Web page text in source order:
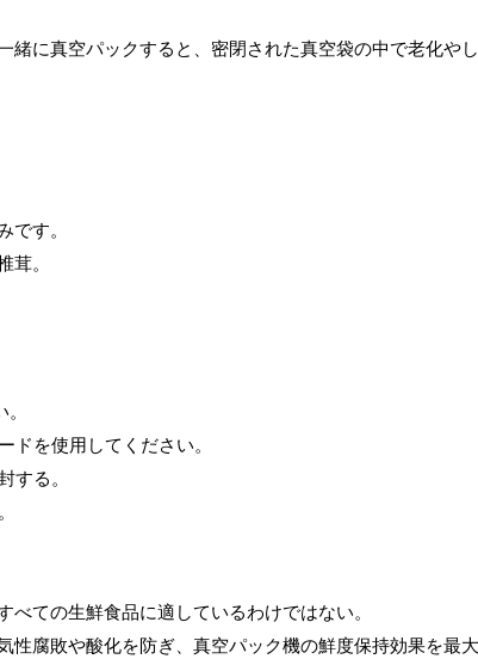
に真空パックすると、密閉された真空袋の中で老化や
す。
。
を使用してください。
る。
ての生鮮食品に適しているわけではない。
腐敗や酸化を防ぎ、真空パック機の鮮度保持効果を最